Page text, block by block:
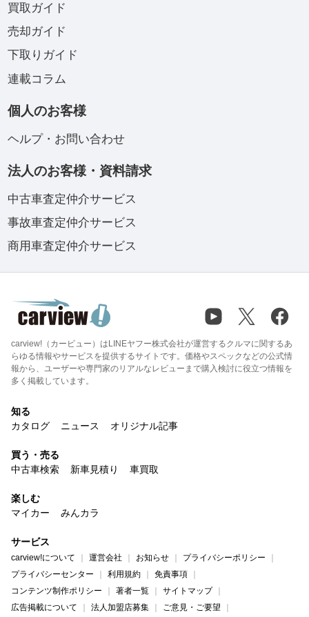
買取ガイド
売却ガイド
下取りガイド
連載コラム
個人のお客様
ヘルプ・お問い合わせ
法人のお客様・資料請求
中古車査定仲介サービス
事故車査定仲介サービス
商用車査定仲介サービス
carview!（カービュー）はLINEヤフー株式会社が運営するクルマに関するあ
らゆる情報やサービスを提供するサイトです。価格やスペックなどの公式情
報から、ユーザーや専門家のリアルなレビューまで購入検討に役立つ情報を
多く掲載しています。
知る
カタログ
ニュース オリジナル記事
買う・売る
中古車検索
新車見積り 車買取
楽しむ
マイカー
みんカラ
サービス
carview!について 運営会社 お知らせ
プライバシーポリシー
プライバシーセンター
利用規約
免責事項
コンテンツ制作ポリシー
著者一覧
サイトマップ
広告掲載について
法人加盟店募集 ご意見・ご要望